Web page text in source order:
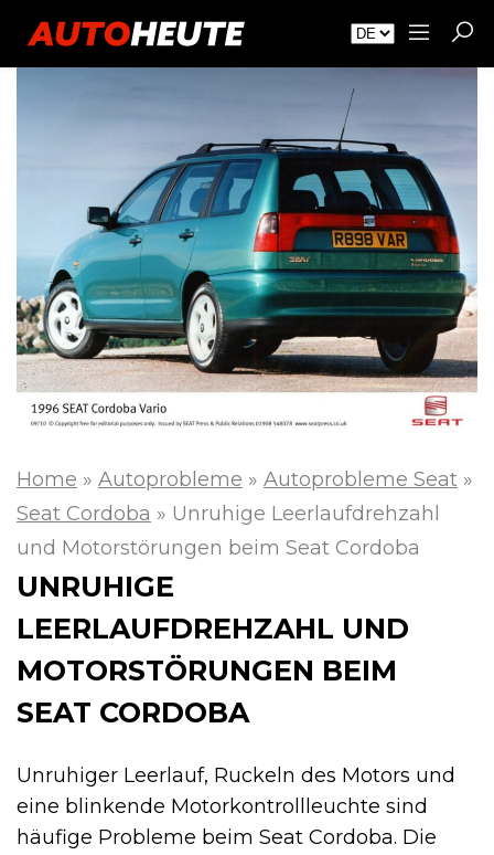
Home » Autoprobleme » Autoprobleme Seat »
Seat Cordoba » Unruhige Leerlaufdrehzahl
und Motorstörungen beim Seat Cordoba
UNRUHIGE
LEERLAUFDREHZAHL UND
MOTORSTÖRUNGEN BEIM
SEAT CORDOBA
Unruhiger Leerlauf, Ruckeln des Motors und
eine blinkende Motorkontrollleuchte sind
häufige Probleme beim Seat Cordoba. Die